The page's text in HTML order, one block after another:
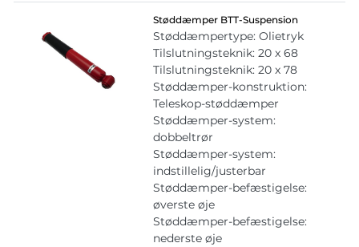
Støddæmper BTT-Suspension
Støddæmpertype: Olietryk
Tilslutningsteknik: 20 x 68
Tilslutningsteknik: 20 x 78
Støddæmper-konstruktion:
Teleskop-støddæmper
Støddæmper-system:
dobbeltrør
Støddæmper-system:
indstillelig/justerbar
Støddæmper-befæstigelse:
øverste øje
Støddæmper-befæstigelse:
nederste øje